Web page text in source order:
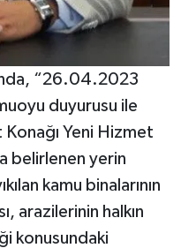
“26.04.2023
duyurusu ile
Konağı Yeni Hizmet
belirlenen yerin
kamu binalarının
arazilerinin halkın
konusundaki